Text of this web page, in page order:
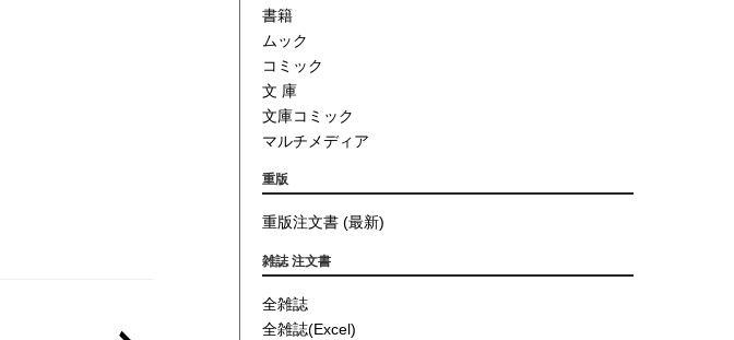
書籍
ムック
コミック
文 庫
文庫コミック
マルチメディア
重版
重版注文書 (最新)
雑誌 注文書
全雑誌
全雑誌(Excel)